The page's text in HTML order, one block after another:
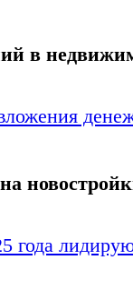
в
года